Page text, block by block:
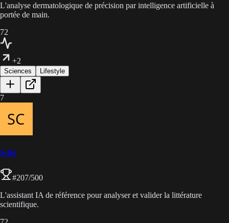
L'analyse dermatologique de précision par intelligence artificielle à
portée de main.
72
+2
Sciences Lifestyle
7
Scite
#207/500
L'assistant IA de référence pour analyser et valider la littérature
scientifique.